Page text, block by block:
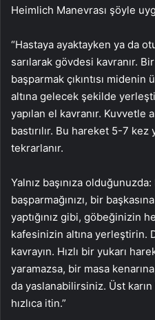
Heimlich Manevrası şöyle
“Hastaya ayaktayken ya da
sarılarak gövdesi kavranır.
başparmak çıkıntısı midenin
altına gelecek şekilde
yapılan el kavranır. Kuvvetle
bastırılır. Bu hareket 5-7 kez
tekrarlanır.
Yalnız başınıza
başparmağınızı, bir
yaptığınız gibi, göbeğinizin
kafesinizin altına yerleştirin.
kavrayın. Hızlı bir yukarı
yaramazsa, bir masa
da yaslanabilirsiniz. Üst
hızlıca itin.”